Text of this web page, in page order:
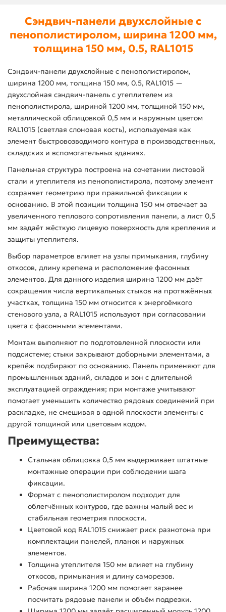
Сэндвич-панели двухслойные с
пенополистиролом, ширина 1200 мм,
толщина 150 мм, 0.5, RAL1015
Сэндвич-панели двухслойные с пенополистиролом,
ширина 1200 мм, толщина 150 мм, 0.5, RAL1015 —
двухслойная сэндвич-панель с утеплителем из
пенополистирола, шириной 1200 мм, толщиной 150 мм,
металлической облицовкой 0,5 мм и наружным цветом
RAL1015 (светлая слоновая кость), используемая как
элемент быстровозводимого контура в производственных,
складских и вспомогательных зданиях.
Панельная структура построена на сочетании листовой
стали и утеплителя из пенополистирола, поэтому элемент
сохраняет геометрию при правильной фиксации к
основанию. В этой позиции толщина 150 мм отвечает за
увеличенного теплового сопротивления панели, а лист 0,5
мм задаёт жёсткую лицевую поверхность для крепления и
защиты утеплителя.
Выбор параметров влияет на узлы примыкания, глубину
откосов, длину крепежа и расположение фасонных
элементов. Для данного изделия ширина 1200 мм даёт
сокращения числа вертикальных стыков на протяжённых
участках, толщина 150 мм относится к энергоёмкого
стенового узла, а RAL1015 используют при согласовании
цвета с фасонными элементами.
Монтаж выполняют по подготовленной плоскости или
подсистеме; стыки закрывают доборными элементами, а
крепёж подбирают по основанию. Панель применяют для
промышленных зданий, складов и зон с длительной
эксплуатацией ограждения; при монтаже учитывают
помогает уменьшить количество рядовых соединений при
раскладке, не смешивая в одной плоскости элементы с
другой толщиной или цветовым кодом.
Преимущества:
Стальная облицовка 0,5 мм выдерживает штатные
монтажные операции при соблюдении шага
фиксации.
Формат с пенополистиролом подходит для
облегчённых контуров, где важны малый вес и
стабильная геометрия плоскости.
Цветовой код RAL1015 снижает риск разнотона при
комплектации панелей, планок и наружных
элементов.
Толщина утеплителя 150 мм влияет на глубину
откосов, примыкания и длину саморезов.
Рабочая ширина 1200 мм помогает заранее
посчитать рядовые панели и объём подрезки.